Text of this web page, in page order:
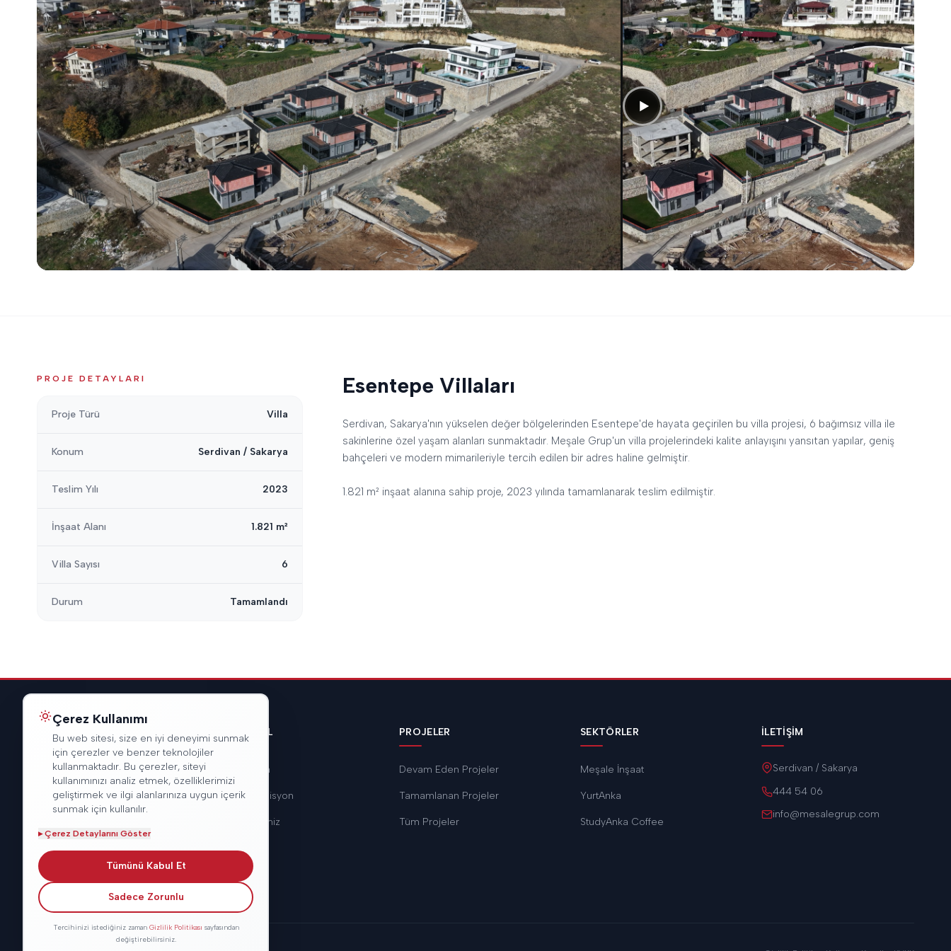
PROJE DETAYLARI
Proje Türü Villa
Konum Serdivan / Sakarya
Teslim Yılı 2023
İnşaat Alanı 1.821 m²
Villa Sayısı 6
Durum Tamamlandı
Esentepe Villaları
Serdivan, Sakarya'nın yükselen değer bölgelerinden Esentepe'de hayata geçirilen bu villa projesi, 6 bağımsız villa ile
sakinlerine özel yaşam alanları sunmaktadır. Meşale Grup'un villa projelerindeki kalite anlayışını yansıtan yapılar, geniş
bahçeleri ve modern mimarileriyle tercih edilen bir adres haline gelmiştir.
1.821 m² inşaat alanına sahip proje, 2023 yılında tamamlanarak teslim edilmiştir.
KURUMSAL
Hakkımızda
Vizyon & Misyon
Hizmetlerimiz
PROJELER
Devam Eden Projeler
Tamamlanan Projeler
Tüm Projeler
SEKTÖRLER
Meşale İnşaat
YurtAnka
StudyAnka Coffee
İLETIŞIM
Serdivan / Sakarya
444 54 06
info@mesalegrup.com
Çerez Kullanımı
Bu web sitesi, size en iyi deneyimi sunmak
için çerezler ve benzer teknolojiler
kullanmaktadır. Bu çerezler, siteyi
kullanımınızı analiz etmek, özelliklerimizi
geliştirmek ve ilgi alanlarınıza uygun içerik
sunmak için kullanılır.
▸Çerez Detaylarını Göster
Tümünü Kabul Et
Sadece Zorunlu
Tercihinizi istediğiniz zaman Gizlilik Politikası sayfasından
değiştirebilirsiniz.